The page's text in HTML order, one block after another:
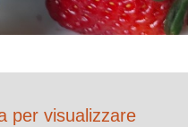
per visualizzare